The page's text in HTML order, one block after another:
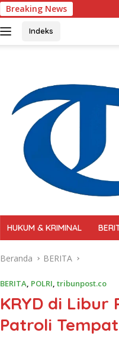
Breaking News Polri
Indeks
HUKUM & KRIMINAL
Beranda BERITA
BERITA, POLRI, tribunpost.co
KRYD di Libur
Patroli